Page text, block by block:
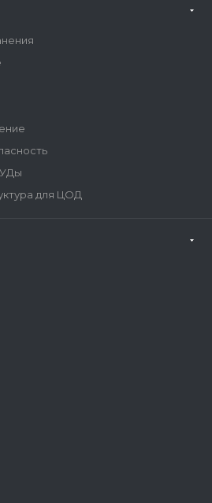
для ЦОД